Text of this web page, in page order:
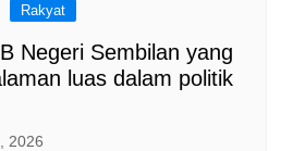
Rakyat
Negeri Sembilan yang
luas dalam politik
2026